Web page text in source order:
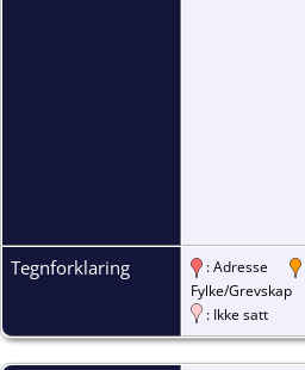
Tegnforklaring : Adresse
Fylke/Grevskap
: Ikke satt